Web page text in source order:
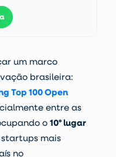
um marco
brasileira:
Top 100 Open
entre as
o10º lugar
mais
no